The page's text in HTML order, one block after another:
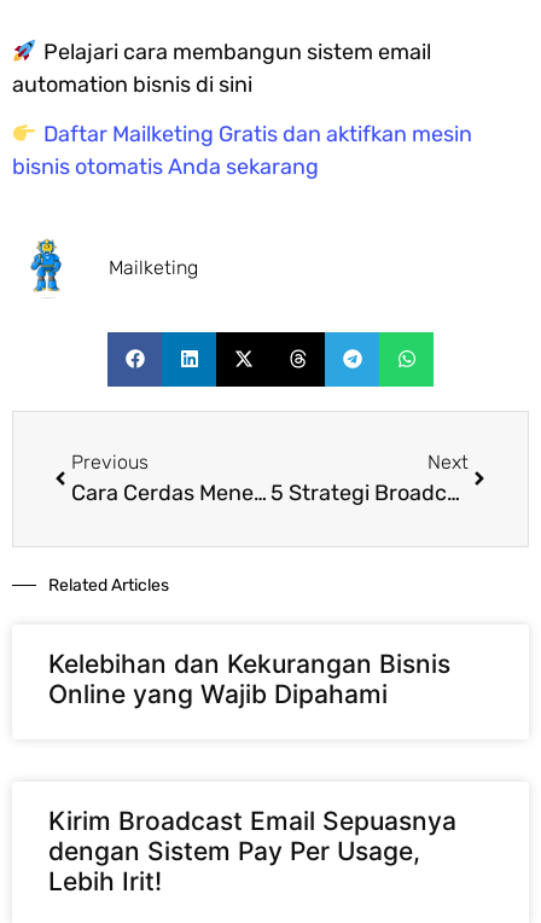
Pelajari cara membangun sistem email
automation bisnis di sini
Daftar Mailketing Gratis dan aktifkan mesin
bisnis otomatis Anda sekarang
Mailketing
Previous
Cara Cerdas Menekan Customer Acquisition Cost (CAC)
Next
5 Strategi Broadcast Email untuk Meningkatkan Penjualan Toko Online
Related Articles​
Kelebihan dan Kekurangan Bisnis
Online yang Wajib Dipahami
Kirim Broadcast Email Sepuasnya
dengan Sistem Pay Per Usage,
Lebih Irit!